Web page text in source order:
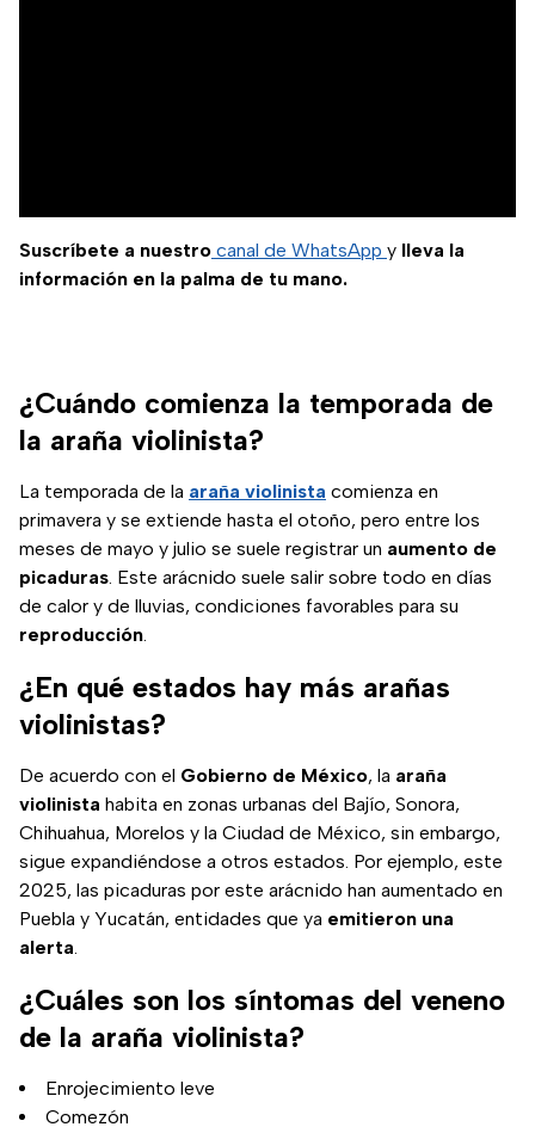
Suscríbete a nuestro canal de WhatsApp y lleva la
información en la palma de tu mano.
¿Cuándo comienza la temporada de
la araña violinista?
La temporada de la araña violinista comienza en
primavera y se extiende hasta el otoño, pero entre los
meses de mayo y julio se suele registrar un aumento de
picaduras. Este arácnido suele salir sobre todo en días
de calor y de lluvias, condiciones favorables para su
reproducción.
¿En qué estados hay más arañas
violinistas?
De acuerdo con el Gobierno de México, la araña
violinista habita en zonas urbanas del Bajío, Sonora,
Chihuahua, Morelos y la Ciudad de México, sin embargo,
sigue expandiéndose a otros estados. Por ejemplo, este
2025, las picaduras por este arácnido han aumentado en
Puebla y Yucatán, entidades que ya emitieron una
alerta.
¿Cuáles son los síntomas del veneno
de la araña violinista?
Enrojecimiento leve
Comezón